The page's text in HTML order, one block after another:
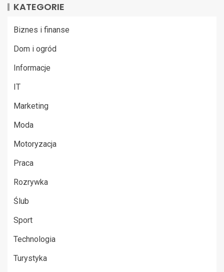
KATEGORIE
Biznes i finanse
Dom i ogród
Informacje
IT
Marketing
Moda
Motoryzacja
Praca
Rozrywka
Ślub
Sport
Technologia
Turystyka